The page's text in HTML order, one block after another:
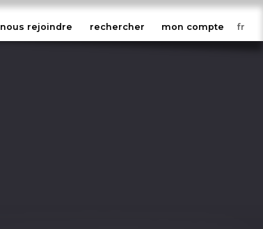
nous rejoindre rechercher mon compte